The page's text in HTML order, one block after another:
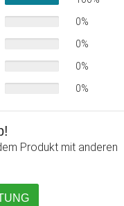
0%
0%
0%
0%
Produkt mit anderen